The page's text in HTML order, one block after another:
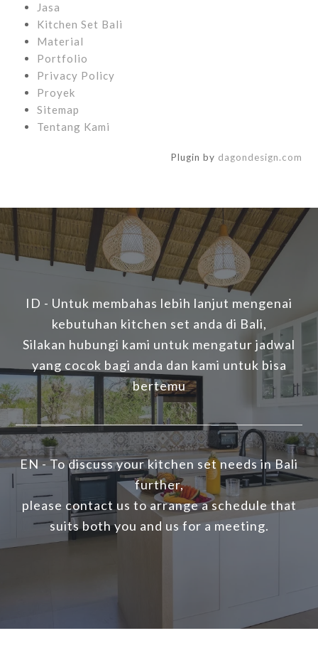
Jasa
Kitchen Set Bali
Material
Portfolio
Privacy Policy
Proyek
Sitemap
Tentang Kami
Plugin by dagondesign.com
ID - Untuk membahas lebih lanjut mengenai
kebutuhan kitchen set anda di Bali,
Silakan hubungi kami untuk mengatur jadwal
yang cocok bagi anda dan kami untuk bisa
bertemu
EN - To discuss your kitchen set needs in Bali
further,
please contact us to arrange a schedule that
suits both you and us for a meeting.